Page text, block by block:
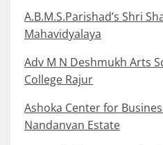
A.B.M.S.Parishad’s Shri
Mahavidyalaya
Adv M N Deshmukh Arts
College Rajur
Ashoka Center for
Nandanvan Estate